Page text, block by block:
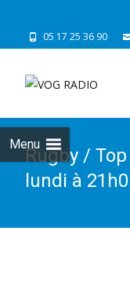
05 17 25 36 90
Menu
Rugby /
lundi à